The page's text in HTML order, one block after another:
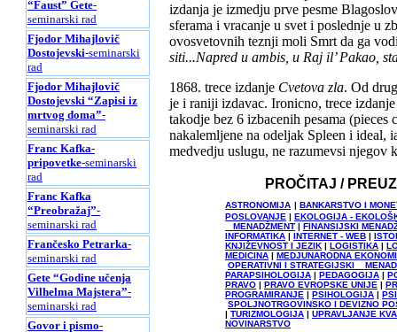
“Faust” Gete-
seminarski rad
Fjodor Mihajlovič
Dostojevski-seminarski
rad
Fjodor Mihajlovič
Dostojevski “Zapisi iz
mrtvog doma”-
seminarski rad
Franc Kafka-
pripovetke-seminarski
rad
Franc Kafka
“Preobražaj”-
seminarski rad
Frančesko Petrarka-
seminarski rad
Gete “Godine učenja
Vilhelma Majstera”-
seminarski rad
Govor i pismo-
izdanja je izmedju prve pesme
sferama i vracanje u svet i poslednje u
ovosvetovnih teznji moli Smrt da ga
siti...Napred u ambis, u Raj il’ Pakao,
1868. trece izdanje Cvetova zla. Od
je i raniji izdavac. Ironicno, trece
takodje bez 6 izbacenih pesama
nakalemljene na odeljak Spleen i
medvedju uslugu, ne razumevsi njegov
PROČITAJ /
ASTRONOMIJA
BANKARSTVO I
POSLOVANJE
EKOLOGIJA -
MENADŽMENT
FINANSIJSKI
INFORMATIKA
INTERNET - WEB
KNJIŽEVNOST I JEZIK
LOGISTIKA
MEDICINA
MEDJUNARODNA
OPERATIVNI I STRATEGIJSKI
PARAPSIHOLOGIJA
PEDAGOGIJA
PRAVO
PRAVO EVROPSKE UNIJE
PROGRAMIRANJE
PSIHOLOGIJA
SPOLJNOTRGOVINSKO I DEVIZNO
TURIZMOLOGIJA
UPRAVLJANJE
NOVINARSTVO